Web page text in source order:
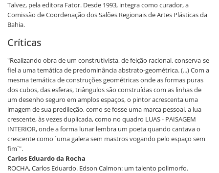
Talvez, pela editora Fator. Desde 1993, integra como curador, a
Comissão de Coordenação dos Salões Regionais de Artes Plásticas da
Bahia.
Críticas
"Realizando obra de um construtivista, de feição racional, conserva-se
fiel a uma temática de predominância abstrato-geométrica. (...) Com a
mesma temática de construções geométricas onde as formas puras
dos cubos, das esferas, triângulos são construídas com as linhas de
um desenho seguro em amplos espaços, o pintor acrescenta uma
imagem de sua predileção, como se fosse uma marca pessoal, a lua
crescente, às vezes duplicada, como no quadro LUAS - PAISAGEM
INTERIOR, onde a forma lunar lembra um poeta quando cantava o
crescente como ´uma galera sem mastros vogando pelo espaço sem
fim´".
Carlos Eduardo da Rocha
ROCHA, Carlos Eduardo. Edson Calmon: um talento polimorfo.